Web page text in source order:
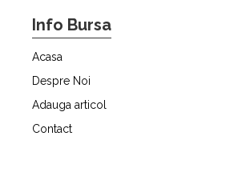
Info Bursa
Acasa
Despre Noi
Adauga articol
Contact